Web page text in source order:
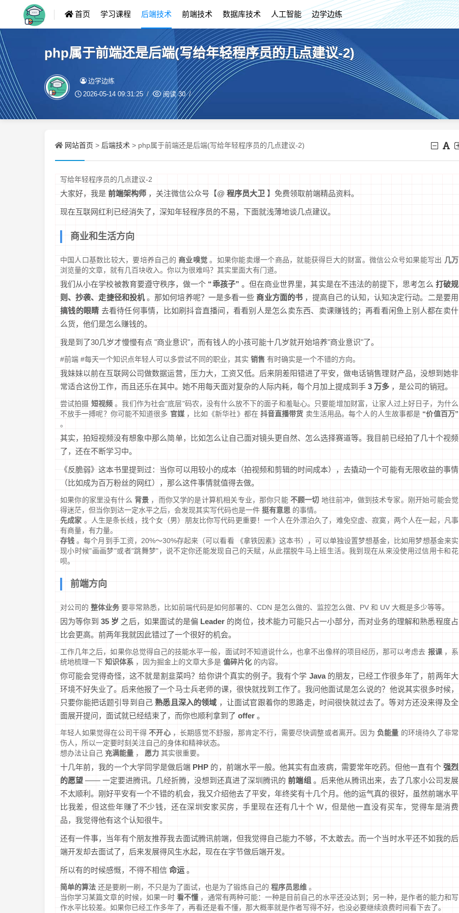
首页 学习课程 后端技术 前端技术 数据库技术 人工智能 边学边练
php属于前端还是后端(写给年轻程序员的几点建议-2)
边学边练
2026-05-14 09:31:25 阅读30
网站首页 > 后端技术 > php属于前端还是后端(写给年轻程序员的几点建议-2)
写给年轻程序员的几点建议-2
大家好，我是 前端架构师 ，关注微信公众号【@ 程序员大卫 】免费领取前端精品资料。
现在互联网红利已经消失了，深知年轻程序员的不易，下面就浅薄地谈几点建议。
商业和生活方向
中国人口基数比较大，要培养自己的 商业嗅觉 。如果你能卖爆一个商品，就能获得巨大的财富。微信公众号如果能写出 几万
浏览量的文章，就有几百块收入。你以为很难吗？其实里面大有门道。
我们从小在学校被教育要遵守秩序，做一个 “乖孩子” 。但在商业世界里，其实是在不违法的前提下，思考怎么 打破规
则、抄袭、走捷径和投机。那如何培养呢？一是多看一些 商业方面的书 ，提高自己的认知，认知决定行动。二是要用
搞钱的眼睛 去看待任何事情，比如刷抖音直播间，看看别人是怎么卖东西、卖课赚钱的；再看看闲鱼上别人都在卖什
么货，他们是怎么赚钱的。
我是到了30几岁才慢慢有点 "商业意识"，而有钱人的小孩可能十几岁就开始培养"商业意识"了。
#前端 #每天一个知识点年轻人可以多尝试不同的职业，其实 销售 有时确实是一个不错的方向。
我妹妹以前在互联网公司做数据运营，压力大，工资又低。后来阴差阳错进了平安，做电话销售理财产品，没想到她非
常适合这份工作，而且还乐在其中。她不用每天面对复杂的人际内耗，每个月加上提成到手 3 万多 ，是公司的销冠。
尝试拍摄 短视频 。我们作为社会"底层"码农，没有什么放不下的面子和羞耻心。只要能增加财富，让家人过上好日子，为什么
不放手一搏呢？你可能不知道很多 官媒，比如《新华社》都在 抖音直播带货 卖生活用品。每个人的人生故事都是 “价值百万”
。
其实，拍短视频没有想象中那么简单，比如怎么让自己面对镜头更自然、怎么选择赛道等。我目前已经拍了几十个视频
了，还在不断学习中。
《反脆弱》这本书里提到过：当你可以用较小的成本（拍视频和剪辑的时间成本），去撬动一个可能有无限收益的事情
（比如成为百万粉丝的网红），那么这件事情就值得去做。
如果你的家里没有什么 背景 ，而你又学的是计算机相关专业，那你只能 不顾一切 地往前冲，做到技术专家。刚开始可能会觉
得迷茫，但当你到达一定水平之后，会发现其实写代码也是一件 挺有意思 的事情。
先成家 。人生是条长线，找个女（男）朋友比你写代码更重要！一个人在外漂泊久了，难免空虚、寂寞，两个人在一起，凡事
有商量，有力量。
存钱 。每个月到手工资，20%～30%存起来（可以看看 《拿铁因素》这本书），可以单独设置梦想基金，比如用梦想基金来实
现小时候"画画梦"或者"跳舞梦"，说不定你还能发现自己的天赋，从此摆脱牛马上班生活。我到现在从来没使用过信用卡和花
呗。
前端方向
对公司的 整体业务 要非常熟悉，比如前端代码是如何部署的、CDN 是怎么做的、监控怎么做、PV 和 UV 大概是多少等等。
因为等你到 35 岁 之后，如果面试的是偏 Leader 的岗位，技术能力可能只占一小部分，而对业务的理解和熟悉程度占
比会更高。前两年我就因此错过了一个很好的机会。
工作几年之后，如果你总觉得自己的技能水平一般，面试时不知道说什么，也拿不出像样的项目经历，那可以考虑去 报课，系
统地梳理一下 知识体系 ，因为掘金上的文章大多是 偏碎片化 的内容。
你可能会觉得奇怪，这不就是割韭菜吗？给你讲个真实的例子。我有个学 Java的朋友，已经工作很多年了，前两年大
环境不好失业了。后来他报了一个马士兵老师的课，很快就找到工作了。我问他面试是怎么说的？他说其实很多时候，
只要你能把话题引导到自己熟悉且深入的领域 ，让面试官跟着你的思路走，时间很快就过去了。等对方还没来得及全
面展开提问，面试就已经结束了，而你也顺利拿到了 offer 。
年轻人如果觉得在公司干得不开心，长期感觉不舒服，那肯定不行，需要尽快调整或者离开。因为 负能量 的环境待久了非常
伤人，所以一定要时刻关注自己的身体和精神状态。
想办法让自己 充满能量 ， 愿力 其实很重要。
十几年前，我的一个大学同学是做后端 PHP 的，前端水平一般。他其实有血液病，需要常年吃药。但他一直有个 强烈
的愿望 —— 一定要进腾讯。几经折腾，没想到还真进了深圳腾讯的前端组 。后来他从腾讯出来，去了几家小公司发展
不太顺利。刚好平安有一个不错的机会，我又介绍他去了平安，年终奖有十几个月。他的运气真的很好，虽然前端水平
比我差，但这些年赚了不少钱，还在深圳安家买房，手里现在还有几十个 W，但是他一直没有买车，觉得车是消费
品，我觉得他有这个认知很牛。
还有一件事，当年有个朋友推荐我去面试腾讯前端，但我觉得自己能力不够，不太敢去。而一个当时水平还不如我的后
端开发却去面试了，后来发展得风生水起，现在在字节做后端开发。
所以有的时候感慨，不得不相信 命运 。
简单的算法 还是要刷一刷，不只是为了面试，也是为了锻炼自己的 程序员思维 。
当你学习某篇文章的时候，如果一时看不懂 ，通常有两种可能：一种是目前自己的水平还没达到；另一种，是作者的能力和写
作水平比较差。如果你已经工作多年了，再看还是看不懂，那大概率就是作者写得不好，也没必要继续浪费时间看下去了。